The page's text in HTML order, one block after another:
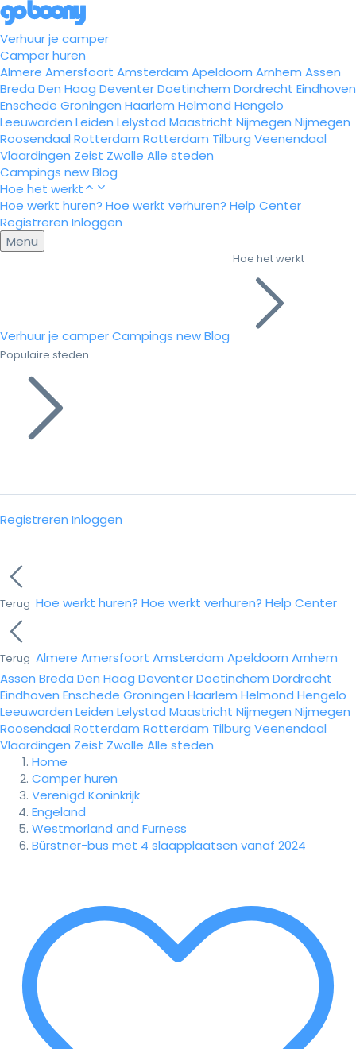
Verhuur je camper
Camper huren
Almere Amersfoort Amsterdam Apeldoorn Arnhem Assen
Breda Den Haag DeventerDoetinchem Dordrecht Eindhoven
Enschede Groningen Haarlem Helmond Hengelo
Leeuwarden Leiden Lelystad Maastricht Nijmegen Nijmegen
Roosendaal Rotterdam Rotterdam Tilburg Veenendaal
Vlaardingen Zeist Zwolle Alle steden
Campings newBlog
Hoe het werkt
Hoe werkt huren? Hoe werkt verhuren? Help Center
Registreren Inloggen
Menu
Verhuur je camperCampings newBlog
Hoe het werkt
Populaire steden
Registreren Inloggen
Terug Hoe werkt huren? Hoe werkt verhuren? Help Center
Terug Almere Amersfoort Amsterdam Apeldoorn Arnhem
Assen Breda Den Haag DeventerDoetinchem Dordrecht
Eindhoven Enschede Groningen Haarlem Helmond Hengelo
Leeuwarden Leiden Lelystad Maastricht Nijmegen Nijmegen
Roosendaal Rotterdam Rotterdam Tilburg Veenendaal
Vlaardingen Zeist Zwolle Alle steden
Home
Camper huren
Verenigd Koninkrijk
Engeland
Westmorland and Furness
Bürstner-bus met 4 slaapplaatsen vanaf 2024